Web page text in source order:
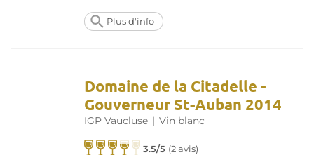
Plus d'info
Domaine de la Citadelle -
Gouverneur St-Auban 2014
IGP Vaucluse | Vin blanc
3.5/5 (2 avis)